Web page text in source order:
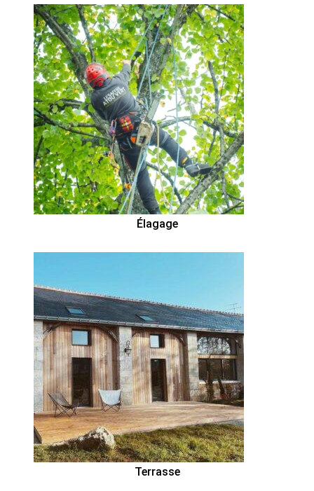
Élagage
Terrasse